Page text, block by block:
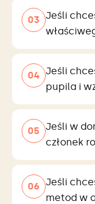
03 Jeśli
04 Jeśli
pupila i
05 Jeśli w
członek
06 Jeśli
metod w